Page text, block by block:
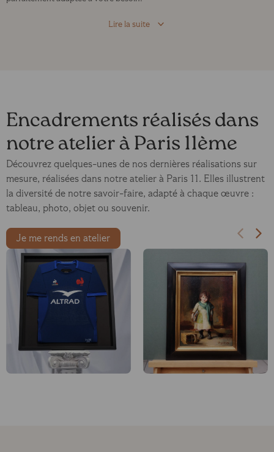
Lire la suite
Encadrements réalisés dans
notre atelier à Paris 11ème
Découvrez quelques-unes de nos dernières réalisations sur
mesure, réalisées dans notre atelier à Paris 11. Elles illustrent
la diversité de notre savoir-faire, adapté à chaque œuvre :
tableau, photo, objet ou souvenir.
Je me rends en atelier